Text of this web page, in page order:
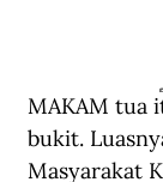
MAKAM tua
bukit.
Masyarakat